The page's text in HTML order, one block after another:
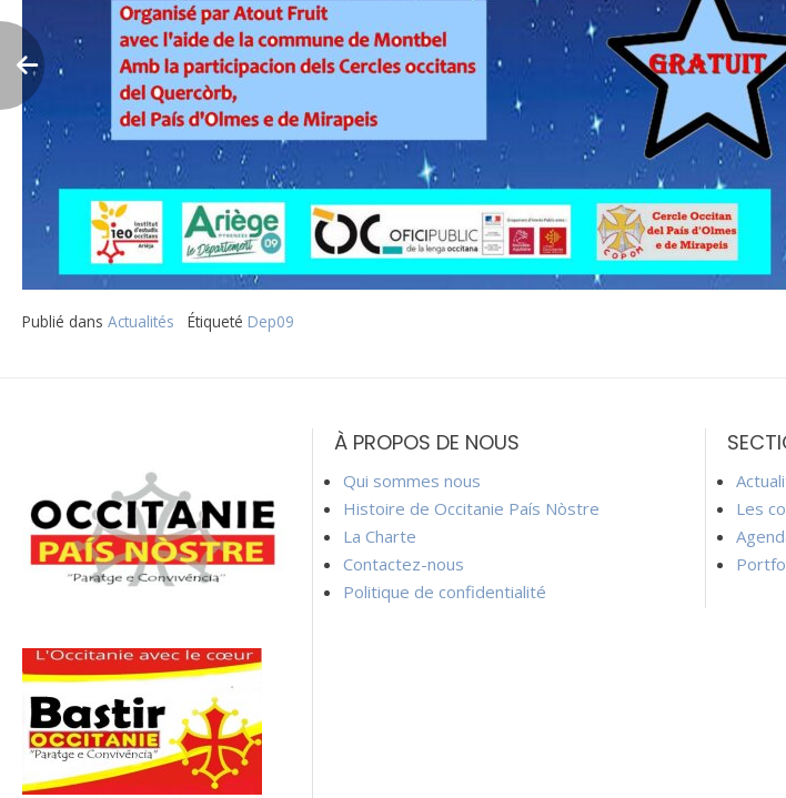
Publié dans Actualités Étiqueté Dep09
l’article
À PROPOS DE NOUS
Qui sommes nous
Histoire de Occitanie País Nòstre
La Charte
Contactez-nous
Politique de confidentialité
Les